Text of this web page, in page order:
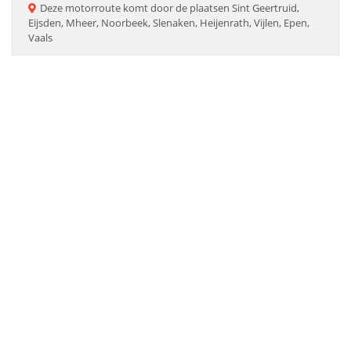
Deze motorroute komt door de plaatsen Sint Geertruid,
Eijsden, Mheer, Noorbeek, Slenaken, Heijenrath, Vijlen, Epen,
Vaals